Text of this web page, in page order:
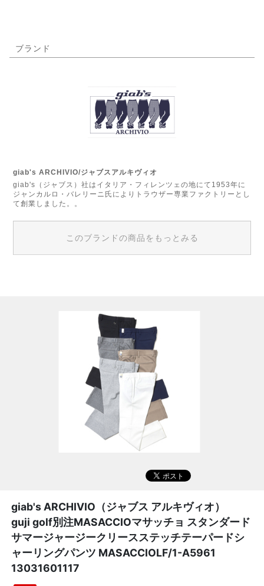
ブランド
giab's ARCHIVIO/ジャブスアルキヴィオ
giab's（ジャブス）社はイタリア・フィレンツェの地にて1953年に
ジャンカルロ・バレリーニ氏によりトラウザー専業ファクトリーとし
て創業しました。。
このブランドの商品をもっとみる
giab's ARCHIVIO（ジャブス アルキヴィオ）
guji golf別注MASACCIOマサッチョ スタンダード
サマージャージークリースステッチテーパードシ
ャーリングパンツ MASACCIOLF/1-A5961
13031601117